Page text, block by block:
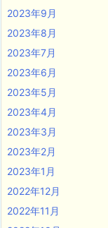
2023年9月
2023年8月
2023年7月
2023年6月
2023年5月
2023年4月
2023年3月
2023年2月
2023年1月
2022年12月
2022年11月